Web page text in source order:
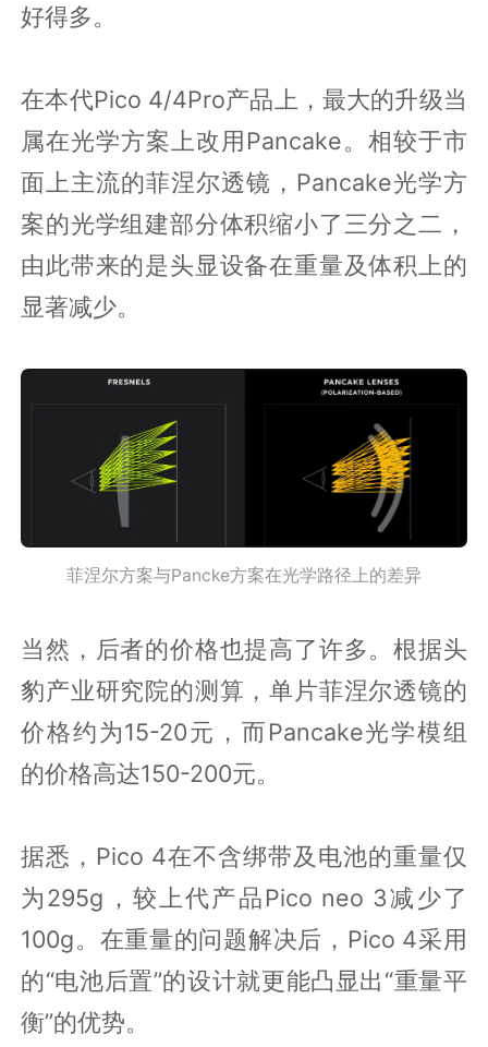
好得多。
在本代Pico 4/4Pro产品上，最大的升级当
属在光学方案上改用Pancake。相较于市
面上主流的菲涅尔透镜，Pancake光学方
案的光学组建部分体积缩小了三分之二，
由此带来的是头显设备在重量及体积上的
显著减少。
菲涅尔方案与Pancke方案在光学路径上的差异
当然，后者的价格也提高了许多。根据头
豹产业研究院的测算，单片菲涅尔透镜的
价格约为15-20元，而Pancake光学模组
的价格高达150-200元。
据悉，Pico 4在不含绑带及电池的重量仅
为295g，较上代产品Pico neo 3减少了
100g。在重量的问题解决后，Pico 4采用
的“电池后置”的设计就更能凸显出“重量平
衡”的优势。